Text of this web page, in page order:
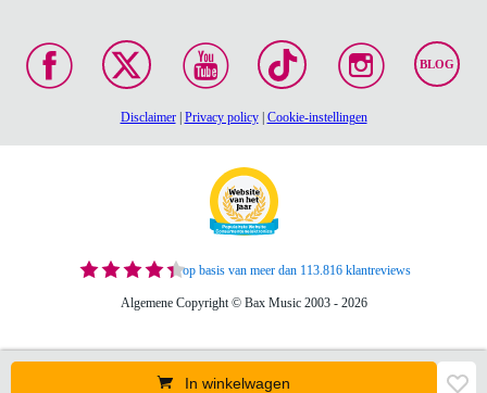
In winkelwagen
BLOG
Disclaimer| Privacy policy| Cookie-instellingen
op basis van meer dan 113.816 klantreviews
Algemene Copyright © Bax Music 2003 - 2026